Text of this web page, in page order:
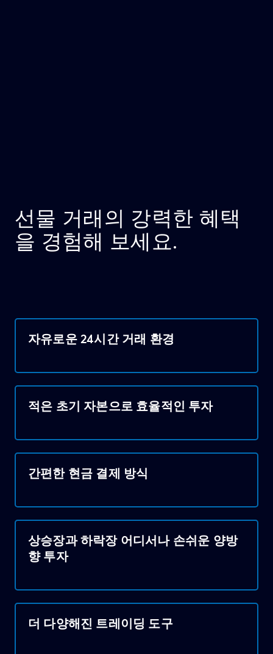
선물 거래의 강력한 혜택
을 경험해 보세요.
자유로운 24시간 거래 환경
적은 초기 자본으로 효율적인 투자
간편한 현금 결제 방식
상승장과 하락장 어디서나 손쉬운 양방
향 투자
더 다양해진 트레이딩 도구